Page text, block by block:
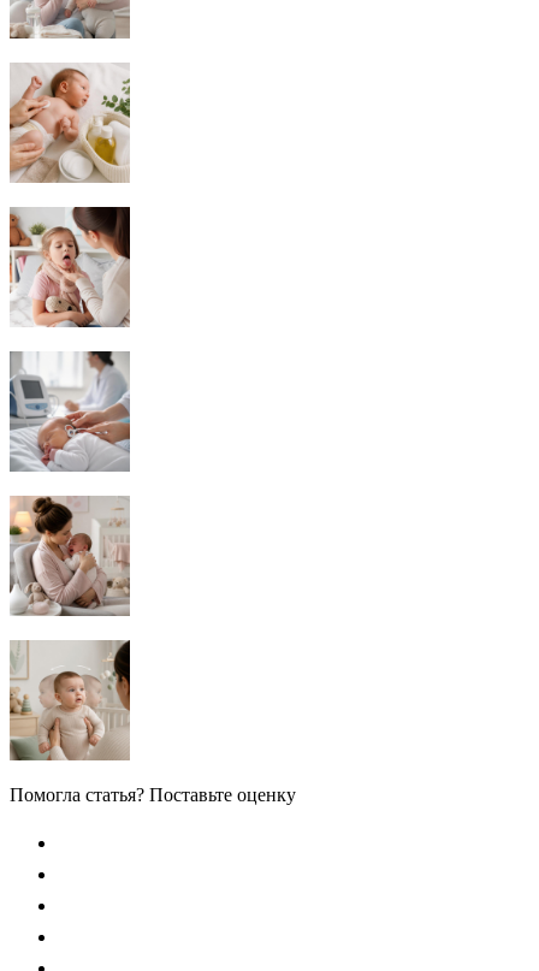
Помогла статья? Поставьте оценку